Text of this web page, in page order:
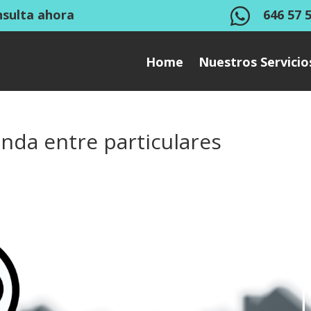
ahora  646 57
Home Nuestros
entre particulares